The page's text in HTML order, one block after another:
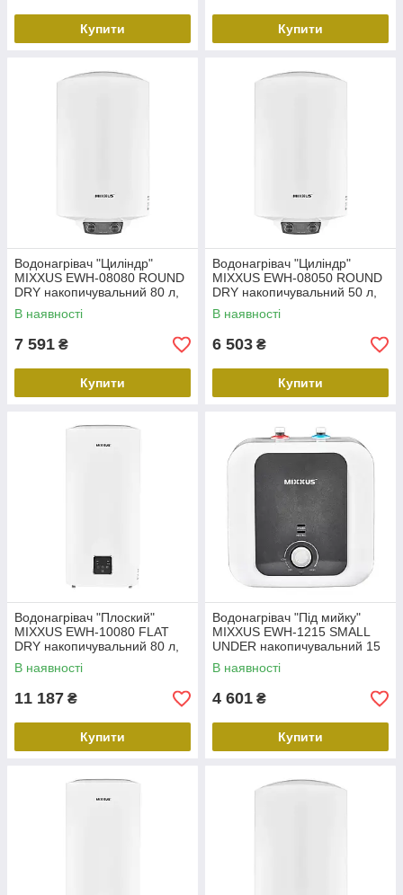
Купити Купити
Водонагрівач "Циліндр"
MIXXUS EWH-08080 ROUND
DRY накопичувальний 80 л,
сухий тен 2 kW (WH0609)
В наявності
7 591 ₴
Купити
Водонагрівач "Циліндр"
MIXXUS EWH-08050 ROUND
DRY накопичувальний 50 л,
сухий тен 2 kW (WH0608)
В наявності
6 503 ₴
Купити
Водонагрівач "Плоский"
MIXXUS EWH-10080 FLAT
DRY накопичувальний 80 л,
сухий тен 2 kW (WH0598)
В наявності
11 187 ₴
Купити
Водонагрівач "Під мийку"
MIXXUS EWH-1215 SMALL
UNDER накопичувальний 15
л, мокрий тен 1,5 kW
(WH0605)
В наявності
4 601 ₴
Купити